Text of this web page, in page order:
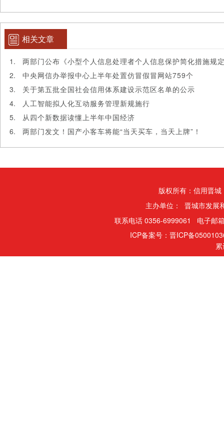
相关文章
两部门公布《小型个人信息处理者个人信息保护简化措施规
中央网信办举报中心上半年处置仿冒假冒网站759个
关于第五批全国社会信用体系建设示范区名单的公示
人工智能拟人化互动服务管理新规施行
从四个新数据读懂上半年中国经济
两部门发文！国产小客车将能“当天买车，当天上牌”！
版权所有：信用晋
主办单位： 晋城市发展
联系电话 0356-6999061 电子邮
ICP备案号：晋ICP备